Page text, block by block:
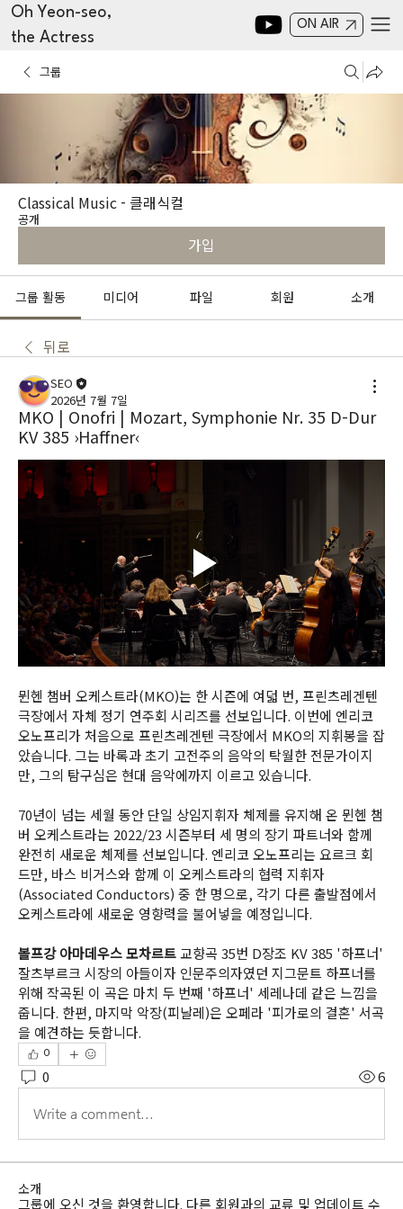
Oh Yeon-seo,
the Actress
ON AIR
그룹
Classical Music - 클래식컬
공개
가입
그룹 활동 미디어 파일 회원 소개
뒤로
SEO
2026년 7월 7일
MKO | Onofri | Mozart, Symphonie Nr. 35 D-Dur
KV 385 ›Haffner‹
뮌헨 챔버 오케스트라(MKO)는 한 시즌에 여덟 번, 프린츠레겐텐
극장에서 자체 정기 연주회 시리즈를 선보입니다. 이번에 엔리코
오노프리가 처음으로 프린츠레겐텐 극장에서 MKO의 지휘봉을 잡
았습니다. 그는 바록과 초기 고전주의 음악의 탁월한 전문가이지
만, 그의 탐구심은 현대 음악에까지 이르고 있습니다.
70년이 넘는 세월 동안 단일 상임지휘자 체제를 유지해 온 뮌헨 챔
버 오케스트라는 2022/23 시즌부터 세 명의 장기 파트너와 함께
완전히 새로운 체제를 선보입니다. 엔리코 오노프리는 요르크 회
드만, 바스 비거스와 함께 이 오케스트라의 협력 지휘자
(Associated Conductors) 중 한 명으로, 각기 다른 출발점에서
오케스트라에 새로운 영향력을 불어넣을 예정입니다.
볼프강 아마데우스 모차르트 교향곡 35번 D장조 KV 385 '하프너'
잘츠부르크 시장의 아들이자 인문주의자였던 지그문트 하프너를
위해 작곡된 이 곡은 마치 두 번째 '하프너' 세레나데 같은 느낌을
줍니다. 한편, 마지막 악장(피날레)은 오페라 '피가로의 결혼' 서곡
을 예견하는 듯합니다.
0
0 6
Write a comment...
소개
그룹에 오신 것을 환영합니다. 다른 회원과의 교류 및 업데이트 수